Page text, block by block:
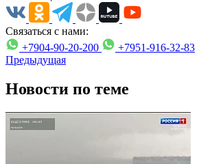
Связаться с нами:
+7904-90-20-200
+7951-916-32-83
Предыдущая
Новости по теме